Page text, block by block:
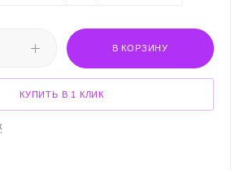
В КОРЗИНУ
КУПИТЬ В 1 КЛИК